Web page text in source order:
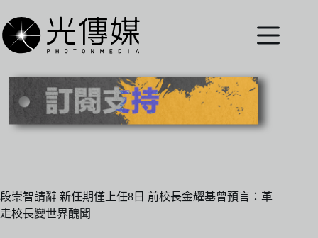
至
主
內
段崇智請辭 新任期僅上任8日 前校長金耀基曾預言：革
走校長變世界醜聞